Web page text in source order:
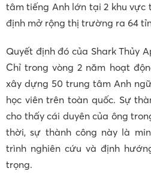
tâm tiếng Anh lớn tại 2 khu vực
định mở rộng thị trường ra 64
Quyết định đó của Shark Thủy
Chỉ trong vòng 2 năm hoạt
xây dựng 50 trung tâm Anh
học viên trên toàn quốc. Sự
cho thấy cái duyên của ông
thời, sự thành công này là
trình nghiên cứu và định
trọng.